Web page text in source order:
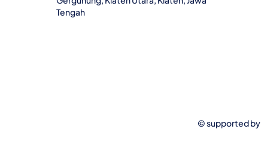
Tengah
© supported by